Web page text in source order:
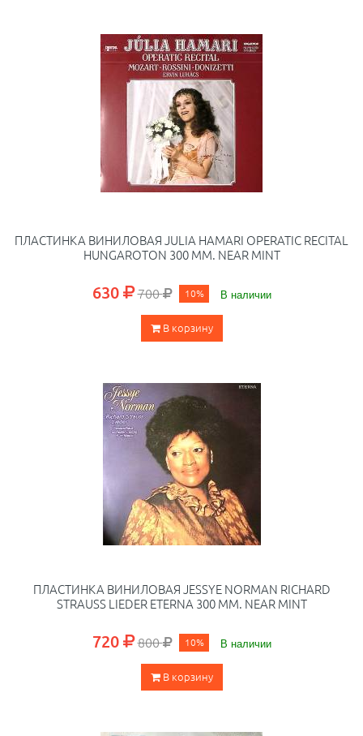
ПЛАСТИНКА ВИНИЛОВАЯ JULIA HAMARI OPERATIC RECITAL
HUNGAROTON 300 ММ. NEAR MINT
630 700 10% В наличии
В корзину
ПЛАСТИНКА ВИНИЛОВАЯ JESSYE NORMAN RICHARD
STRAUSS LIEDER ETERNA 300 ММ. NEAR MINT
720 800 10% В наличии
В корзину